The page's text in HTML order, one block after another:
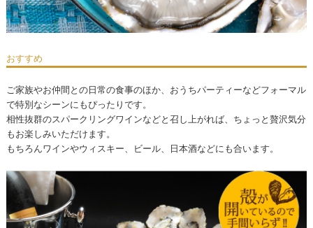
おすすめ
ご家族やお仲間との日常の食事のほか、おうちパーティーなどフォーマル
で特別なシーンにもぴったりです。
相性抜群のスパークリングワインなどと召し上がれば、ちょっと贅沢気分
もお楽しみいただけます。
もちろんワインやウィスキー、ビール、日本酒などにも合います。